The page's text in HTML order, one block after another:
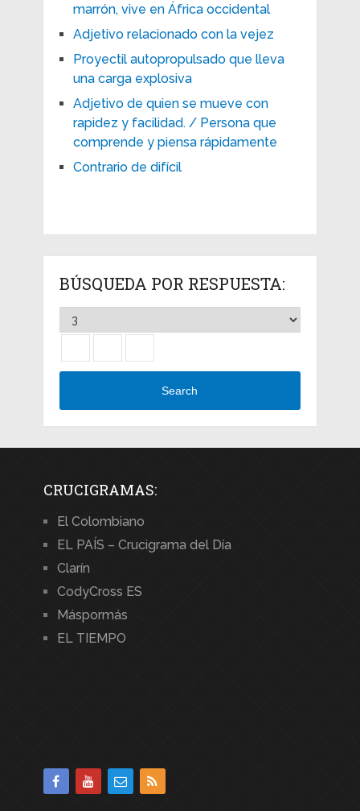
marrón, vive en África occidental
Adjetivo relacionado con la vejez
Proyectil autopropulsado que lleva
una carga explosiva
Adjetivo de quien se mueve con
rapidez y facilidad. / Persona que
comprende y piensa rápidamente
Contrario de difícil
BÚSQUEDA POR RESPUESTA:
Search
CRUCIGRAMAS:
El Colombiano
EL PAÍS – Crucigrama del Día
Clarín
CodyCross ES
Máspormás
EL TIEMPO